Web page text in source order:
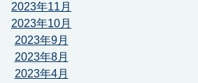
2023年11月
2023年10月
2023年9月
2023年8月
2023年4月